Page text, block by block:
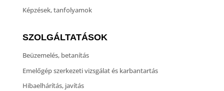
Képzések, tanfolyamok
SZOLGÁLTATÁSOK
Beüzemelés, betanítás
Emelőgép szerkezeti vizsgálat és karbantartás
Hibaelhárítás, javítás